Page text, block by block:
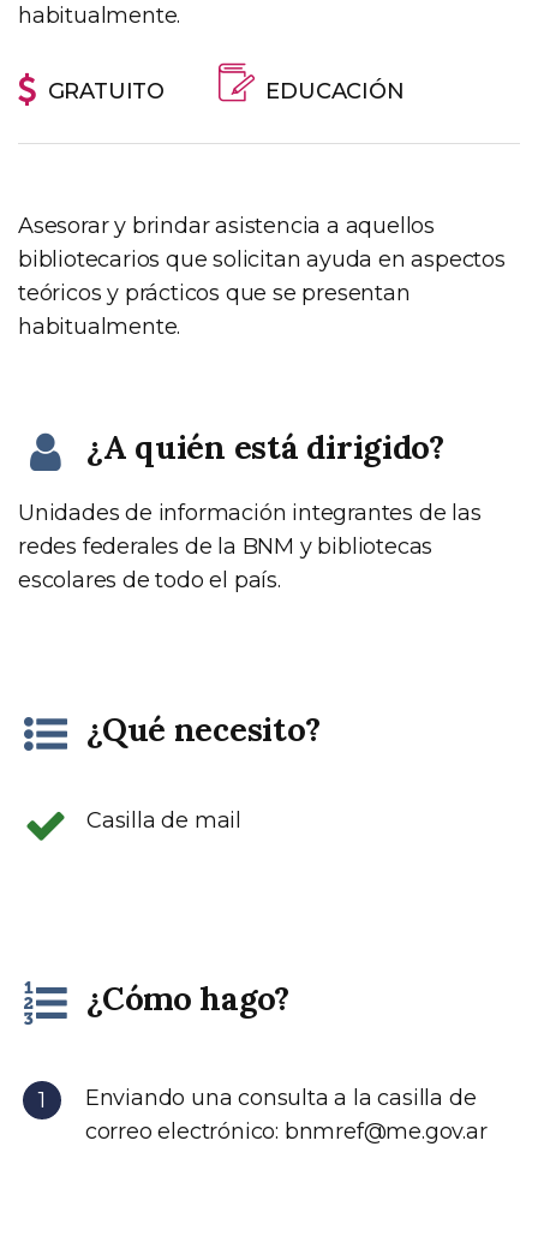
habitualmente.
GRATUITO EDUCACIÓN
Asesorar y brindar asistencia a aquellos
bibliotecarios que solicitan ayuda en aspectos
teóricos y prácticos que se presentan
habitualmente.
¿A quién está dirigido?
Unidades de información integrantes de las
redes federales de la BNM y bibliotecas
escolares de todo el país.
¿Qué necesito?
Casilla de mail
¿Cómo hago?
Enviando una consulta a la casilla de
correo electrónico: bnmref@me.gov.ar